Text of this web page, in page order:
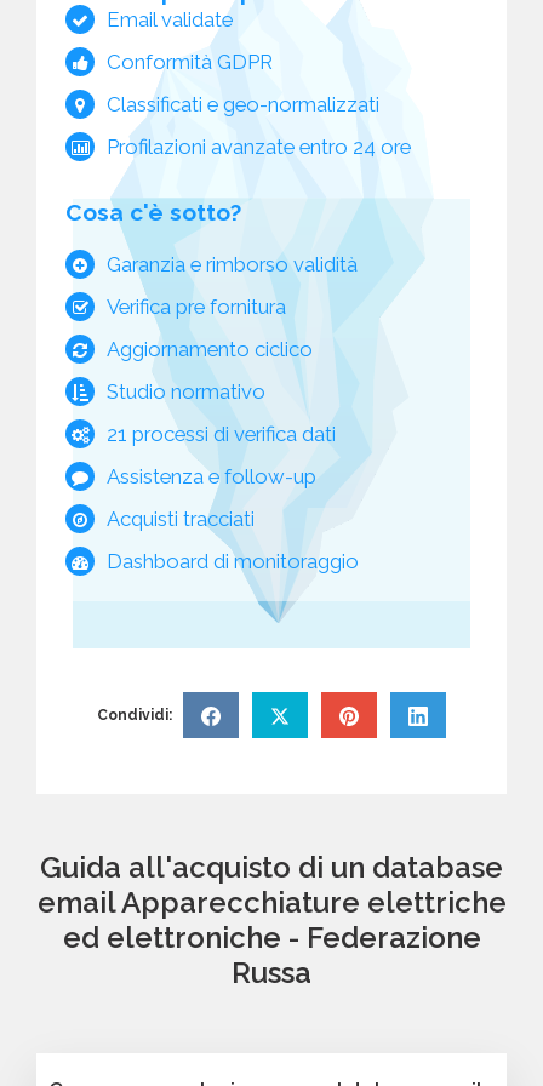
Email validate
Conformità GDPR
Classificati e geo-normalizzati
Profilazioni avanzate entro 24 ore
Cosa c'è sotto?
Garanzia e rimborso validità
Verifica pre fornitura
Aggiornamento ciclico
Studio normativo
21 processi di verifica dati
Assistenza e follow-up
Acquisti tracciati
Dashboard di monitoraggio
Condividi:
Guida all'acquisto di un database
email Apparecchiature elettriche
ed elettroniche - Federazione
Russa